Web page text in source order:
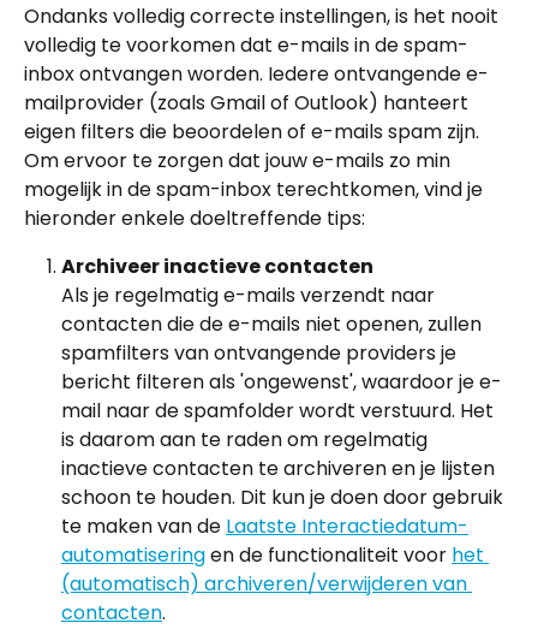
Ondanks volledig correcte instellingen, is het nooit
volledig te voorkomen dat e-mails in de spam-
inbox ontvangen worden. Iedere ontvangende e-
mailprovider (zoals Gmail of Outlook) hanteert
eigen filters die beoordelen of e-mails spam zijn.
Om ervoor te zorgen dat jouw e-mails zo min
mogelijk in de spam-inbox terechtkomen, vind je
hieronder enkele doeltreffende tips:
Archiveer inactieve contacten
Als je regelmatig e-mails verzendt naar
contacten die de e-mails niet openen, zullen
spamfilters van ontvangende providers je
bericht filteren als 'ongewenst', waardoor je e-
mail naar de spamfolder wordt verstuurd. Het
is daarom aan te raden om regelmatig
inactieve contacten te archiveren en je lijsten
schoon te houden. Dit kun je doen door gebruik
te maken van de Laatste Interactiedatum-
automatisering en de functionaliteit voor het
(automatisch) archiveren/verwijderen van
contacten.